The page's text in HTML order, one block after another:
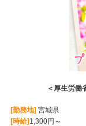
＜厚生労働
[勤務地] 宮城県
[時給] 1,300円～